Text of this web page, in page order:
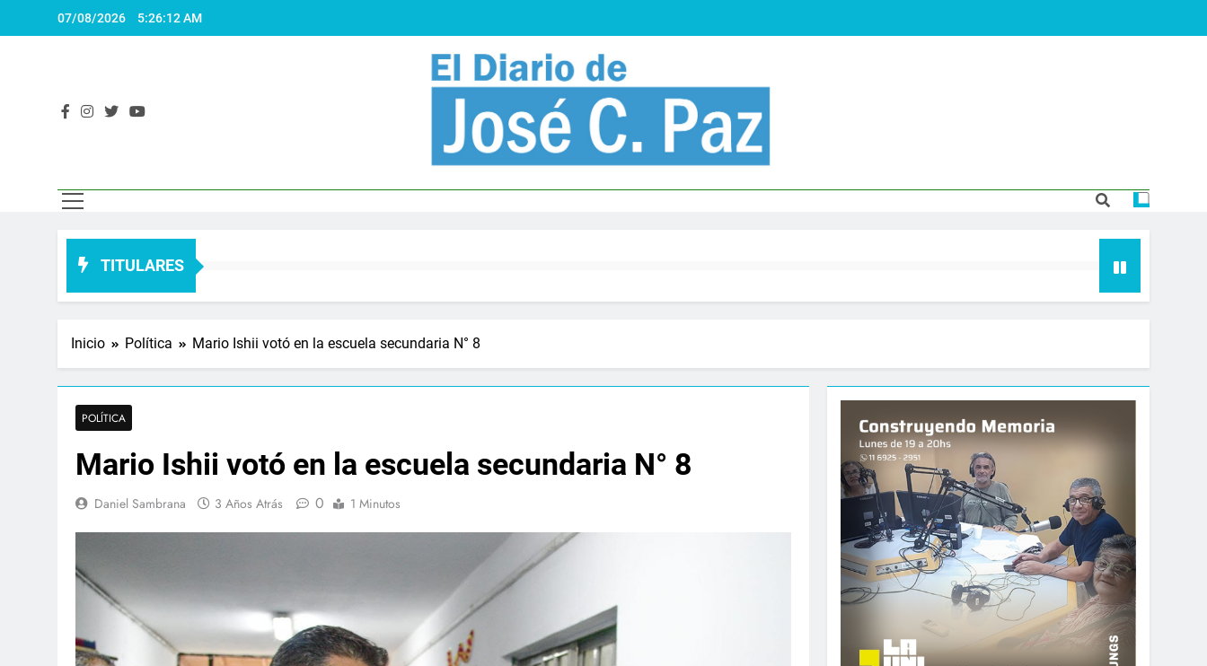
07/08/2026 5:26:13 AM
El Diario De José C. Paz
TITULARES
Inicio Política Mario Ishii votó en la escuela secundaria N° 8
POLÍTICA
Mario Ishii votó en la escuela secundaria N° 8
Daniel Sambrana 3 Años Atrás 0 1 Minutos